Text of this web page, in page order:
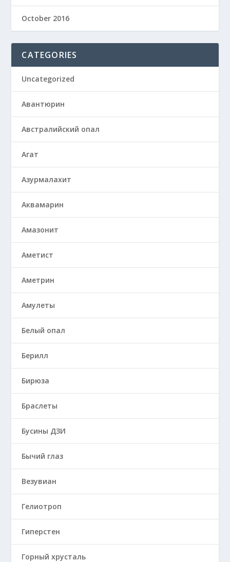
October 2016
CATEGORIES
Uncategorized
Авантюрин
Австралийский опал
Агат
Азурмалахит
Аквамарин
Амазонит
Аметист
Аметрин
Амулеты
Белый опал
Берилл
Бирюза
Браслеты
Бусины ДЗИ
Бычий глаз
Везувиан
Гелиотроп
Гиперстен
Горный хрусталь